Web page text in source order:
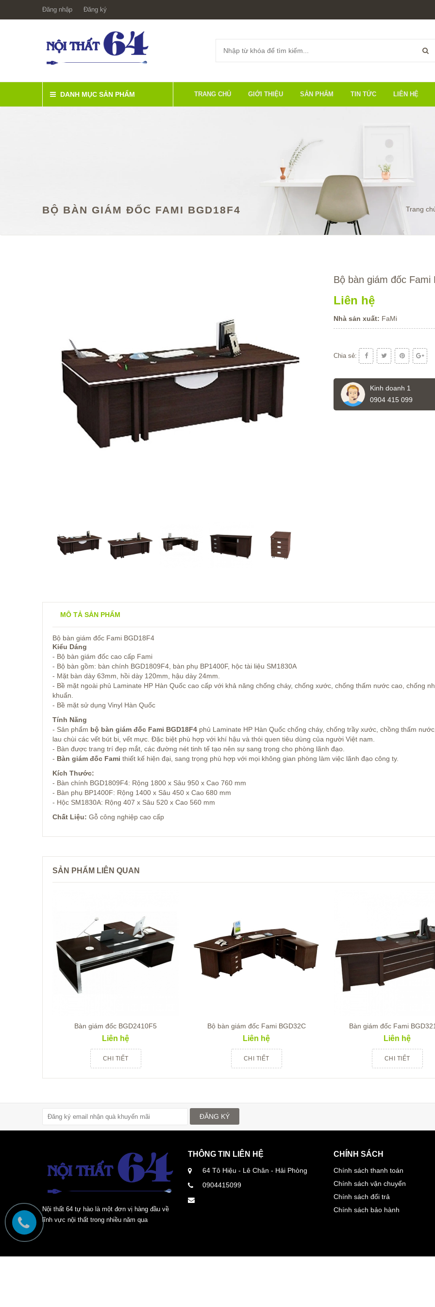
Đăng nhập Đăng ký
DANH MỤC SẢN PHẨM TRANG CHỦ GIỚI THIỆU SẢN PHẨM TIN TỨC LIÊN HỆ
BỘ BÀN GIÁM ĐỐC FAMI BGD18F4 Trang
Bộ bàn giám đốc Fami
Liên hệ
Nhà sản xuất: FaMi
Chia sẻ:
Kinh doanh 1
0904 415 099
MÔ TẢ SẢN PHẨM
Bộ bàn giám đốc Fami BGD18F4
Kiểu Dáng
- Bộ bàn giám đốc cao cấp Fami
- Bộ bàn gồm: bàn chính BGD1809F4, bàn phụ BP1400F, hộc tài liệu SM1830A
- Mặt bàn dày 63mm, hồi dày 120mm, hậu dày 24mm.
- Bề mặt ngoài phủ Laminate HP Hàn Quốc cao cấp với khả năng chống cháy, chống xước, chống thấm nước cao, chống
khuẩn.
- Bề mặt sử dụng Vinyl Hàn Quốc
Tính Năng
- Sản phẩm bộ bàn giám đốc Fami BGD18F4 phủ Laminate HP Hàn Quốc chống cháy, chống trầy xước, chồng thấm
lau chùi các vết bút bi, vết mực. Đặc biệt phù hợp với khí hậu và thói quen tiêu dùng của người Việt nam.
- Bàn được trang trí đẹp mắt, các đường nét tinh tế tạo nên sự sang trọng cho phòng lãnh đạo.
- Bàn giám đốc Fami thiết kế hiện đại, sang trọng phù hợp với mọi không gian phòng làm việc lãnh đạo công ty.
Kích Thước:
- Bàn chính BGD1809F4: Rộng 1800 x Sâu 950 x Cao 760 mm
- Bàn phụ BP1400F: Rộng 1400 x Sâu 450 x Cao 680 mm
- Hộc SM1830A: Rộng 407 x Sâu 520 x Cao 560 mm
Chất Liệu: Gỗ công nghiệp cao cấp
SẢN PHẨM LIÊN QUAN
Bàn giám đốc BGD2410F5
Liên hệ
CHI TIẾT
Bộ bàn giám đốc Fami BGD32C
Liên hệ
CHI TIẾT
Bàn giám đốc Fami
Liên hệ
CHI TIẾT
ĐĂNG KÝ
Nội thất 64 tự hào là một đơn vị hàng đầu về
lĩnh vực nội thất trong nhiều năm qua
THÔNG TIN LIÊN HỆ
64 Tô Hiệu - Lê Chân - Hải Phòng
0904415099
CHÍNH SÁCH
Chính sách thanh toán
Chính sách vận chuyển
Chính sách đổi trả
Chính sách bảo hành